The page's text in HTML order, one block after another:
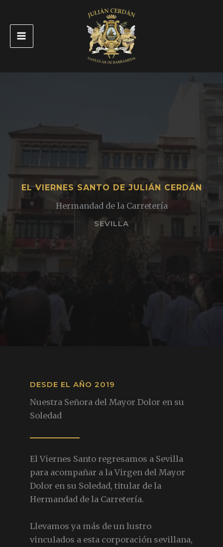
contenido
EL VIERNES SANTO DE JULIÁN CERDÁN
Hermandad de la Carretería
SEVILLA
DESDE EL AÑO 2019
Nuestra Señora del Mayor Dolor en su
Soledad
El Viernes Santo regresamos a Sevilla
para acompañar a la Virgen del Mayor
Dolor en su Soledad, titular de la
Hermandad de la Carretería.
Llevamos ya más de un lustro
vinculados a esta corporación sevillana,